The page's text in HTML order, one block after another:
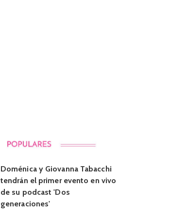
Doménica y Giovanna Tabacchi
tendrán el primer evento en vivo
de su podcast 'Dos
generaciones'